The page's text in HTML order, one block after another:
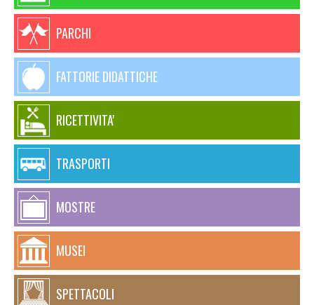
PARCHI
FATTORIE DIDATTICHE
RICETTIVITA'
TRASPORTI
MOSTRE
MUSEI
SPETTACOLI